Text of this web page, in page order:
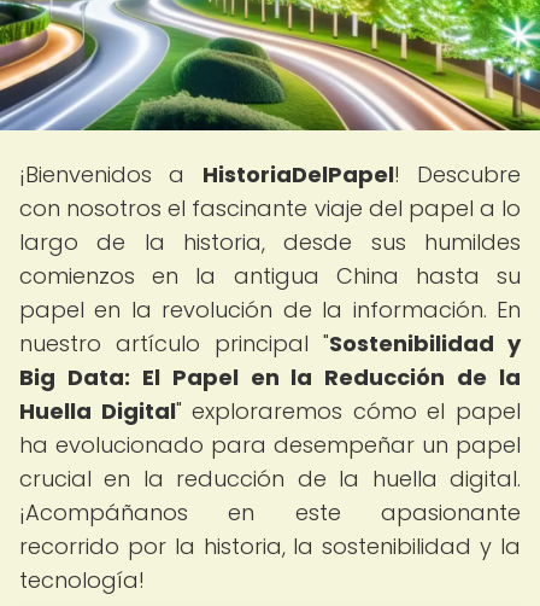
¡Bienvenidos a HistoriaDelPapel! Descubre
con nosotros el fascinante viaje del papel a lo
largo de la historia, desde sus humildes
comienzos en la antigua China hasta su
papel en la revolución de la información. En
nuestro artículo principal "Sostenibilidad y
Big Data: El Papel en la Reducción de la
Huella Digital" exploraremos cómo el papel
ha evolucionado para desempeñar un papel
crucial en la reducción de la huella digital.
¡Acompáñanos en este apasionante
recorrido por la historia, la sostenibilidad y la
tecnología!